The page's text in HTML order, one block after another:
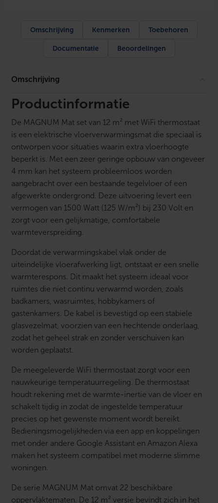
t
a
t
i
t
a
n
a
l
Omschrijving Kenmerken Toebehoren
Documentatie Beoordelingen
Omschrijving
Productinformatie
De MAGNUM Mat set van 12 m² met WiFi thermostaat
is een elektrische vloerverwarmingsmat die speciaal is
ontworpen voor situaties waarin extra vloerhoogte
beperkt is. Met een zeer geringe opbouw van ongeveer
4 mm kan het systeem probleemloos worden
aangebracht over een bestaande tegelvloer of een
afgewerkte ondergrond. Deze uitvoering levert een
vermogen van 1500 Watt (125 W/m²) bij 230 Volt en
zorgt voor een gelijkmatige, comfortabele
warmteverspreiding.
Doordat de verwarmingskabel vlak onder de
uiteindelijke vloerafwerking ligt, ontstaat er een snelle
warmterespons. Dit maakt het systeem ideaal voor
ruimtes die niet continu verwarmd worden, zoals
badkamers, wasruimtes, hobbykamers of
gastenkamers. De kabel is bevestigd op een stabiele
glasvezelmat, voorzien van een hechtende onderlaag,
zodat het geheel strak en zonder verschuiven kan
worden geplaatst.
De meegeleverde WiFi thermostaat zorgt voor een
nauwkeurige temperatuurregeling. De thermostaat
houdt rekening met de warmte-inertie van de vloer en
schakelt tijdig in zodat de ingestelde temperatuur
precies op het gewenste moment wordt bereikt.
Bedieningsmogelijkheden via een app en koppelingen
met onder andere Google Assistant en Amazon Alexa
maken het systeem compatibel met moderne slimme
woningen.
De serie MAGNUM Mat omvat 22 beschikbare
oppervlaktematen. De 12 m² versie bevindt zich in het